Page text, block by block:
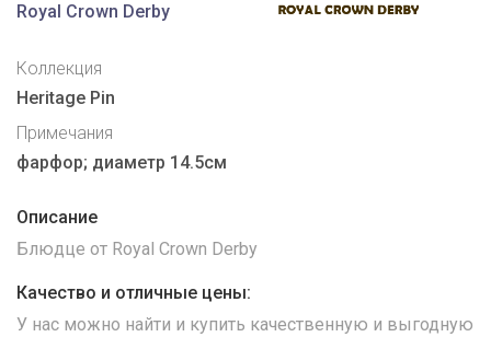
Royal Crown Derby
Коллекция
Heritage Pin
Примечания
фарфор; диаметр 14.5см
Описание
Блюдце от Royal Crown Derby
Качество и отличные цены:
У нас можно найти и купить качественную и выгодную